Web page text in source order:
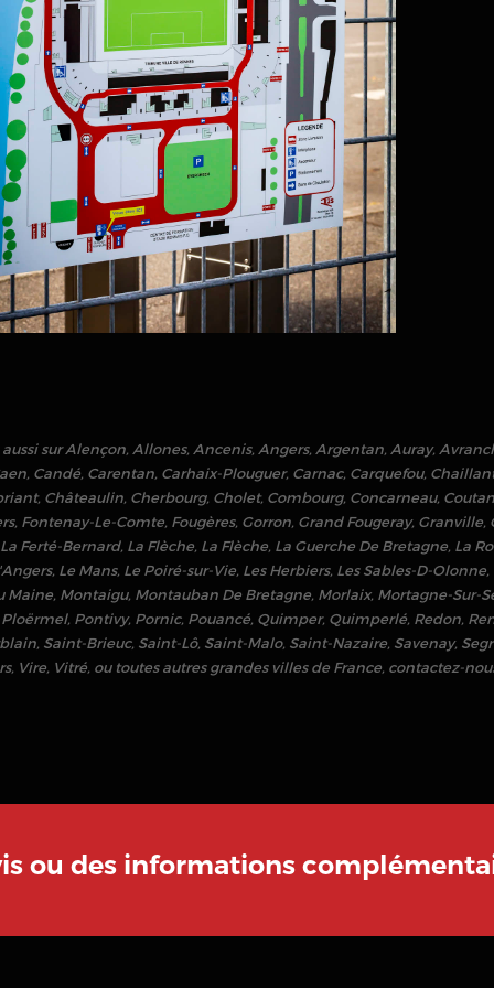
surAlençon, Allones, Ancenis, Angers, Argentan, Auray,
, Candé, Carentan, Carhaix-Plouguer, Carnac, Carquefou,
, Châteaulin, Cherbourg, Cholet, Combourg, Concarneau,
, Fontenay-Le-Comte, Fougères, Gorron, Grand Fougeray, Granville,
La Ferté-Bernard, La Flèche, La Flèche, La Guerche De Bretagne, La
, Le Mans, Le Poiré-sur-Vie, Les Herbiers, Les Sables-D-Olonne,
Maine, Montaigu, Montauban De Bretagne, Morlaix, Mortagne-Sur-
Ploërmel, Pontivy, Pornic, Pouancé, Quimper, Quimperlé, Redon,
, Saint-Brieuc, Saint-Lô, Saint-Malo, Saint-Nazaire, Savenay,
, Vire, Vitré, ou toutes autres grandes villes de France, contactez-
ou des informations